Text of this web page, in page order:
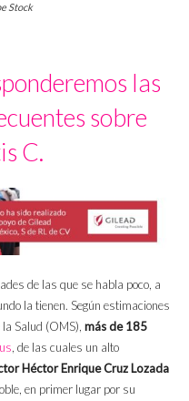
Stock
las
sobre
C.
de las que se habla poco, a
la tienen. Según estimaciones
Salud (OMS), más de 185
, de las cuales un alto
Héctor Enrique Cruz Lozada
en primer lugar por su